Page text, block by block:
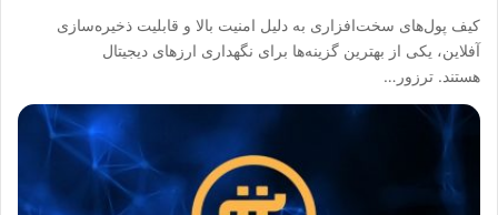
کیف پول‌های سخت‌افزاری به دلیل امنیت بالا و قابلیت ذخیره‌سازی
آفلاین، یکی از بهترین گزینه‌ها برای نگهداری ارزهای دیجیتال
هستند. ترزور…